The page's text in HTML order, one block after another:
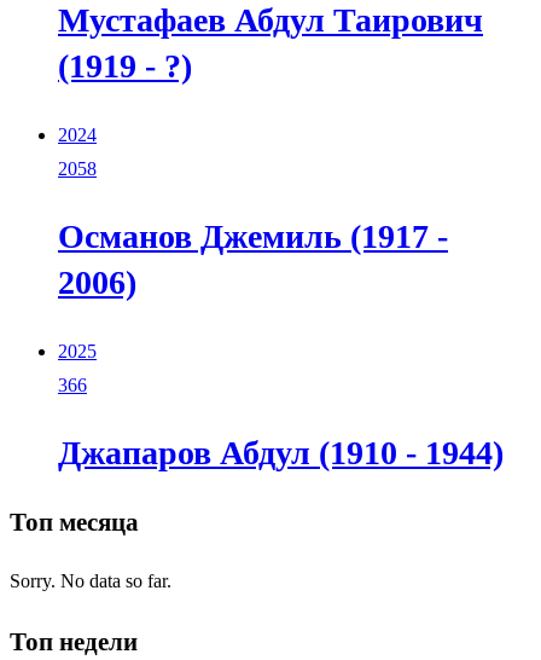
Мустафаев Абдул Таирович
(1919 - ?)
2024
2058
Османов Джемиль (1917 -
2006)
2025
366
Джапаров Абдул (1910 - 1944)
Топ месяца
Sorry. No data so far.
Топ недели